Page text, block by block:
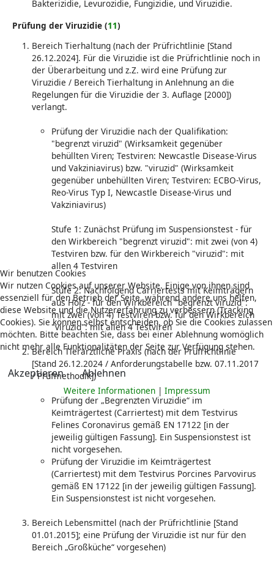
Bakterizidie, Levurozidie, Fungizidie, und Viruzidie.
Prüfung der Viruzidie (11)
Bereich Tierhaltung (nach der Prüfrichtlinie [Stand
26.12.2024]. Für die Viruzidie ist die Prüfrichtlinie noch in
der Überarbeitung und z.Z. wird eine Prüfung zur
Viruzidie / Bereich Tierhaltung in Anlehnung an die
Regelungen für die Viruzidie der 3. Auflage [2000])
verlangt.
Prüfung der Viruzidie nach der Qualifikation:
"begrenzt viruzid" (Wirksamkeit gegenüber
behüllten Viren; Testviren: Newcastle Disease-Virus
und Vakziniavirus) bzw. "viruzid" (Wirksamkeit
gegenüber unbehüllten Viren; Testviren: ECBO-Virus,
Reo-Virus Typ I, Newcastle Disease-Virus und
Vakziniavirus)
Stufe 1: Zunächst Prüfung im Suspensionstest - für
den Wirkbereich "begrenzt viruzid": mit zwei (von 4)
Testviren bzw. für den Wirkbereich "viruzid": mit
allen 4 Testviren
Stufe 2: Nachfolgend Carriertests mit Keimträgern
aus Holz - für den Wirkbereich "begrenzt viruzid":
mit zwei (von 4) Testviren bzw. für den Wirkbereich
"viruzid": mit allen 4 Testviren
Bereich Tierärztliche Praxis (nach der Prüfrichtlinie
[Stand 26.12.2024 / Anforderungstabelle bzw. 07.11.2017
/ Prüfmethodik])
Prüfung der „Begrenzten Viruzidie“ im
Keimträgertest (Carriertest) mit dem Testvirus
Felines Coronavirus gemäß EN 17122 [in der
jeweilig gültigen Fassung]. Ein Suspensionstest ist
nicht vorgesehen.
Prüfung der Viruzidie im Keimträgertest
(Carriertest) mit dem Testvirus Porcines Parvovirus
gemäß EN 17122 [in der jeweilig gültigen Fassung].
Ein Suspensionstest ist nicht vorgesehen.
Bereich Lebensmittel (nach der Prüfrichtlinie [Stand
01.01.2015]; eine Prüfung der Viruzidie ist nur für den
Bereich „Großküche“ vorgesehen)
Wir benutzen Cookies
Wir nutzen Cookies auf unserer Website. Einige von ihnen sind
essenziell für den Betrieb der Seite, während andere uns helfen,
diese Website und die Nutzererfahrung zu verbessern (Tracking
Cookies). Sie können selbst entscheiden, ob Sie die Cookies zulassen
möchten. Bitte beachten Sie, dass bei einer Ablehnung womöglich
nicht mehr alle Funktionalitäten der Seite zur Verfügung stehen.
Akzeptieren Ablehnen
Weitere Informationen | Impressum